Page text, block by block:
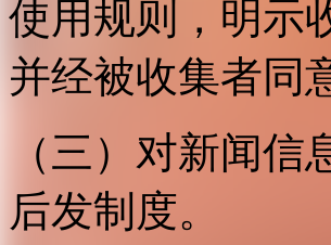
使用规则，明示
并经被收集者同
（三）对新闻
后发制度。